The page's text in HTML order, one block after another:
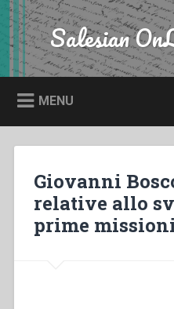
Skip
to
content
Search Salesian
MENU
Giovanni
relative allo
prime